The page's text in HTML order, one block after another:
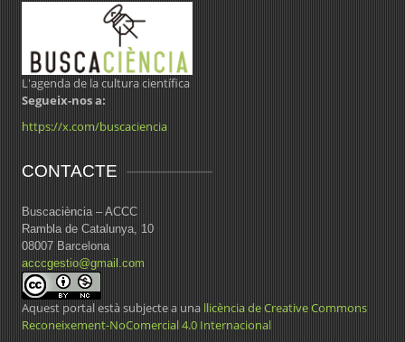
L'agenda de la cultura científica
Segueix-nos a:
https://x.com/buscaciencia
CONTACTE
Buscaciència – ACCC
Rambla de Catalunya, 10
08007 Barcelona
acccgestio@gmail.com
Aquest portal està subjecte a una llicència de Creative Commons
Reconeixement-NoComercial 4.0 Internacional